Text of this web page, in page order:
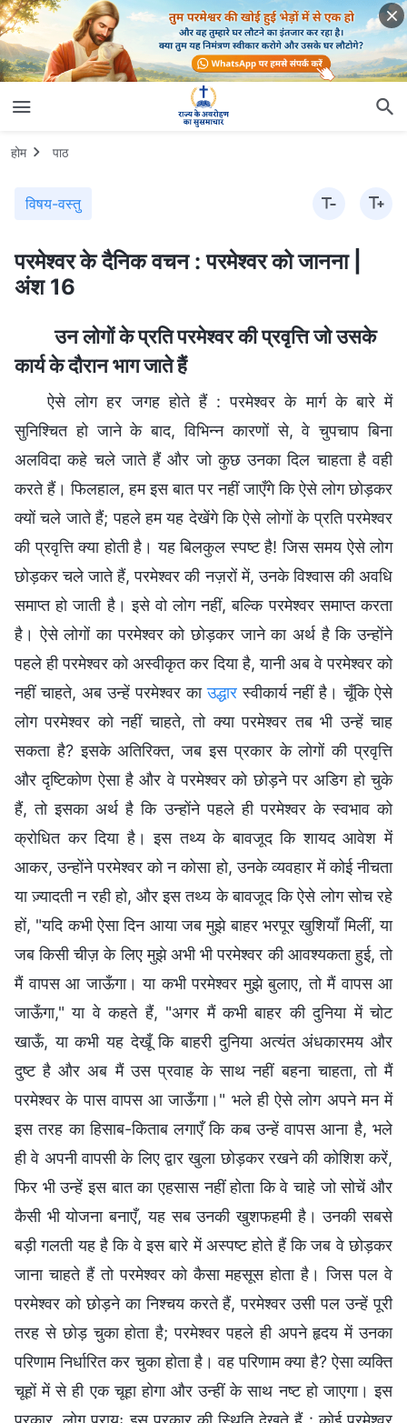
होम पाठ
विषय-वस्तु
परमेश्वर के दैनिक वचन : परमेश्वर को जानना |
अंश 16
उन लोगों के प्रति परमेश्वर की प्रवृत्ति जो उसके
कार्य के दौरान भाग जाते हैं
ऐसे लोग हर जगह होते हैं : परमेश्वर के मार्ग के बारे में
सुनिश्चित हो जाने के बाद, विभिन्न कारणों से, वे चुपचाप बिना
अलविदा कहे चले जाते हैं और जो कुछ उनका दिल चाहता है वही
करते हैं। फिलहाल, हम इस बात पर नहीं जाएँगे कि ऐसे लोग छोड़कर
क्यों चले जाते हैं; पहले हम यह देखेंगे कि ऐसे लोगों के प्रति परमेश्वर
की प्रवृत्ति क्या होती है। यह बिलकुल स्पष्ट है! जिस समय ऐसे लोग
छोड़कर चले जाते हैं, परमेश्वर की नज़रों में, उनके विश्वास की अवधि
समाप्त हो जाती है। इसे वो लोग नहीं, बल्कि परमेश्वर समाप्त करता
है। ऐसे लोगों का परमेश्वर को छोड़कर जाने का अर्थ है कि उन्होंने
पहले ही परमेश्वर को अस्वीकृत कर दिया है, यानी अब वे परमेश्वर को
नहीं चाहते, अब उन्हें परमेश्वर काउद्धार स्वीकार्य नहीं है। चूँकि ऐसे
लोग परमेश्वर को नहीं चाहते, तो क्या परमेश्वर तब भी उन्हें चाह
सकता है? इसके अतिरिक्त, जब इस प्रकार के लोगों की प्रवृत्ति
और दृष्टिकोण ऐसा है और वे परमेश्वर को छोड़ने पर अडिग हो चुके
हैं, तो इसका अर्थ है कि उन्होंने पहले ही परमेश्वर के स्वभाव को
क्रोधित कर दिया है। इस तथ्य के बावजूद कि शायद आवेश में
आकर, उन्होंने परमेश्वर को न कोसा हो, उनके व्यवहार में कोई नीचता
या ज़्यादती न रही हो, और इस तथ्य के बावजूद कि ऐसे लोग सोच रहे
हों, "यदि कभी ऐसा दिन आया जब मुझे बाहर भरपूर खुशियाँ मिलीं, या
जब किसी चीज़ के लिए मुझे अभी भी परमेश्वर की आवश्यकता हुई, तो
मैं वापस आ जाऊँगा। या कभी परमेश्वर मुझे बुलाए, तो मैं वापस आ
जाऊँगा," या वे कहते हैं, "अगर मैं कभी बाहर की दुनिया में चोट
खाऊँ, या कभी यह देखूँ कि बाहरी दुनिया अत्यंत अंधकारमय और
दुष्ट है और अब मैं उस प्रवाह के साथ नहीं बहना चाहता, तो मैं
परमेश्वर के पास वापस आ जाऊँगा।" भले ही ऐसे लोग अपने मन में
इस तरह का हिसाब-किताब लगाएँ कि कब उन्हें वापस आना है, भले
ही वे अपनी वापसी के लिए द्वार खुला छोड़कर रखने की कोशिश करें,
फिर भी उन्हें इस बात का एहसास नहीं होता कि वे चाहे जो सोचें और
कैसी भी योजना बनाएँ, यह सब उनकी खुशफहमी है। उनकी सबसे
बड़ी गलती यह है कि वे इस बारे में अस्पष्ट होते हैं कि जब वे छोड़कर
जाना चाहते हैं तो परमेश्वर को कैसा महसूस होता है। जिस पल वे
परमेश्वर को छोड़ने का निश्चय करते हैं, परमेश्वर उसी पल उन्हें पूरी
तरह से छोड़ चुका होता है; परमेश्वर पहले ही अपने हृदय में उनका
परिणाम निर्धारित कर चुका होता है। वह परिणाम क्या है? ऐसा व्यक्ति
चूहों में से ही एक चूहा होगा और उन्हीं के साथ नष्ट हो जाएगा। इस